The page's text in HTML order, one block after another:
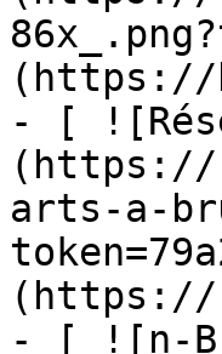
(https://
- [
(https://
arts-a-
(https://
- [ ![n-